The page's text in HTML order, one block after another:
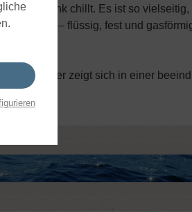
Getränk chillt. Es ist so
auf – flüssig, fest und
Wasser zeigt sich in einer